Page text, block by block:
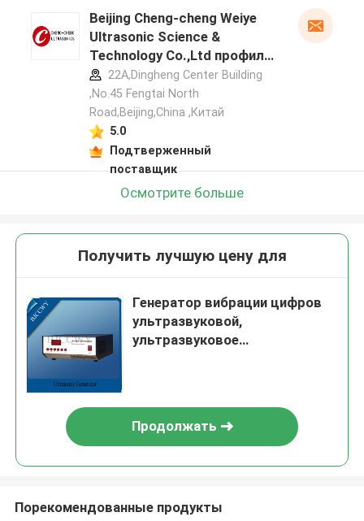
Beijing Cheng-cheng Weiye
Ultrasonic Science &
Technology Co.,Ltd профиль
производителя
22A,Dingheng Center Building
,No.45 Fengtai North
Road,Beijing,China ,Китай
5.0
Подтверженный
поставщик
Осмотрите больше
Получить лучшую цену для
Генератор вибрации цифров
ультразвуковой,
ультразвуковое
Продолжать
Порекомендованные продукты